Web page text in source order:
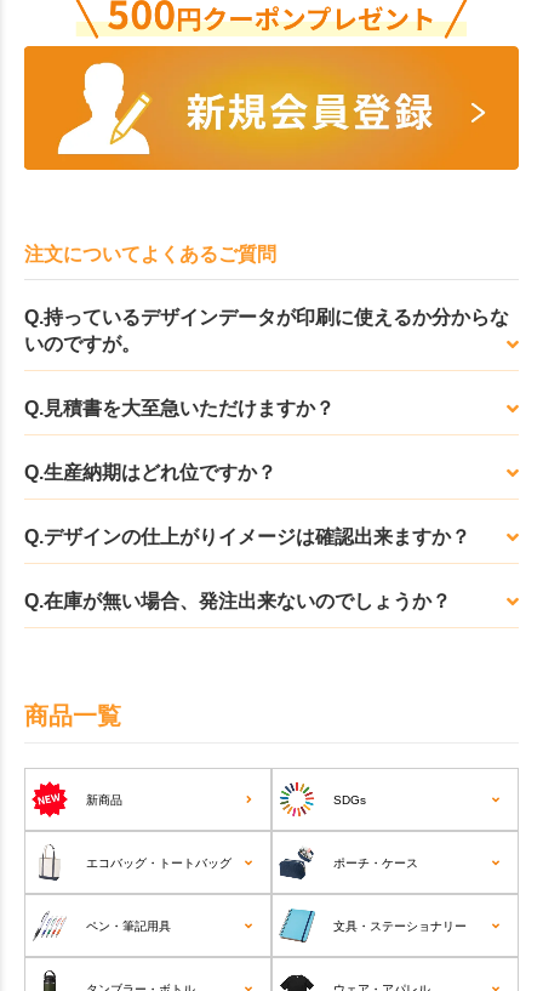
注文についてよくあるご質問
Q.持っているデザインデータが印刷に使えるか分からな
いのですが。
Q.見積書を大至急いただけますか？
Q.生産納期はどれ位ですか？
Q.デザインの仕上がりイメージは確認出来ますか？
Q.在庫が無い場合、発注出来ないのでしょうか？
商品一覧
新商品 SDGs
エコバッグ・トートバッグ ポーチ・ケース
ペン・筆記用具 文具・ステーショナリー